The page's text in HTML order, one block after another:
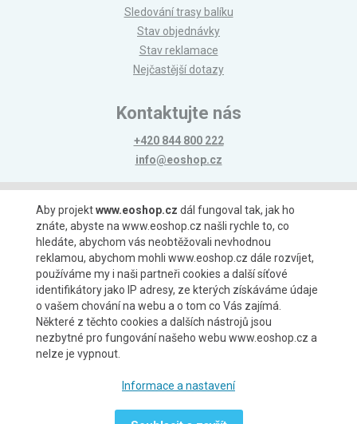
Sledování trasy balíku
Stav objednávky
Stav reklamace
Nejčastější dotazy
Kontaktujte nás
+420 844 800 222
info@eoshop.cz
Možnosti platby
Možnosti dopravy
Aby projektwww.eoshop.cz dál fungoval tak, jak ho
znáte, abyste na www.eoshop.cz našli rychle to, co
hledáte, abychom vás neobtěžovali nevhodnou
reklamou, abychom mohli www.eoshop.cz dále rozvíjet,
používáme my i naši partneři cookies a další síťové
identifikátory jako IP adresy, ze kterých získáváme údaje
o vašem chování na webu a o tom co Vás zajímá.
Některé z těchto cookies a dalších nástrojů jsou
nezbytné pro fungování našeho webu www.eoshop.cz a
nelze je vypnout.
Informace a nastavení